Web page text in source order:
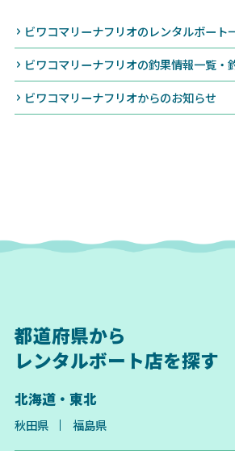
ビワコマリーナフリオのレンタルボート
ビワコマリーナフリオの釣果情報一覧・
ビワコマリーナフリオからのお知らせ
都道府県から
レンタルボート店を探す
北海道・東北
秋田県 福島県